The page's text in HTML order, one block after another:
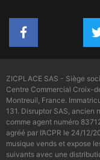
ZICPLACE SAS - Siège
Centre Commercial Croix-
Montreuil, France.
131. Disruptor SAS, ancien
comme agent numéro
agréé par l’ACPR le 24/12/
musique vends et expose
suivants avec une